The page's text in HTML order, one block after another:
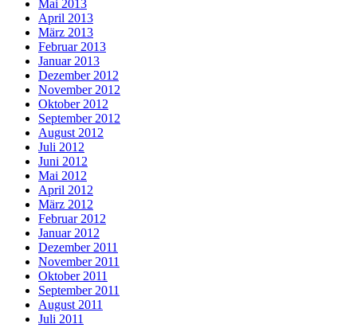
Mai 2013
April 2013
März 2013
Februar 2013
Januar 2013
Dezember 2012
November 2012
Oktober 2012
September 2012
August 2012
Juli 2012
Juni 2012
Mai 2012
April 2012
März 2012
Februar 2012
Januar 2012
Dezember 2011
November 2011
Oktober 2011
September 2011
August 2011
Juli 2011